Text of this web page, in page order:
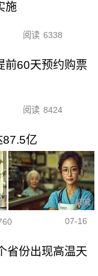
施
阅读 6338
前60天预约购票
阅读 8424
87.5亿
07-16
省份出现高温天